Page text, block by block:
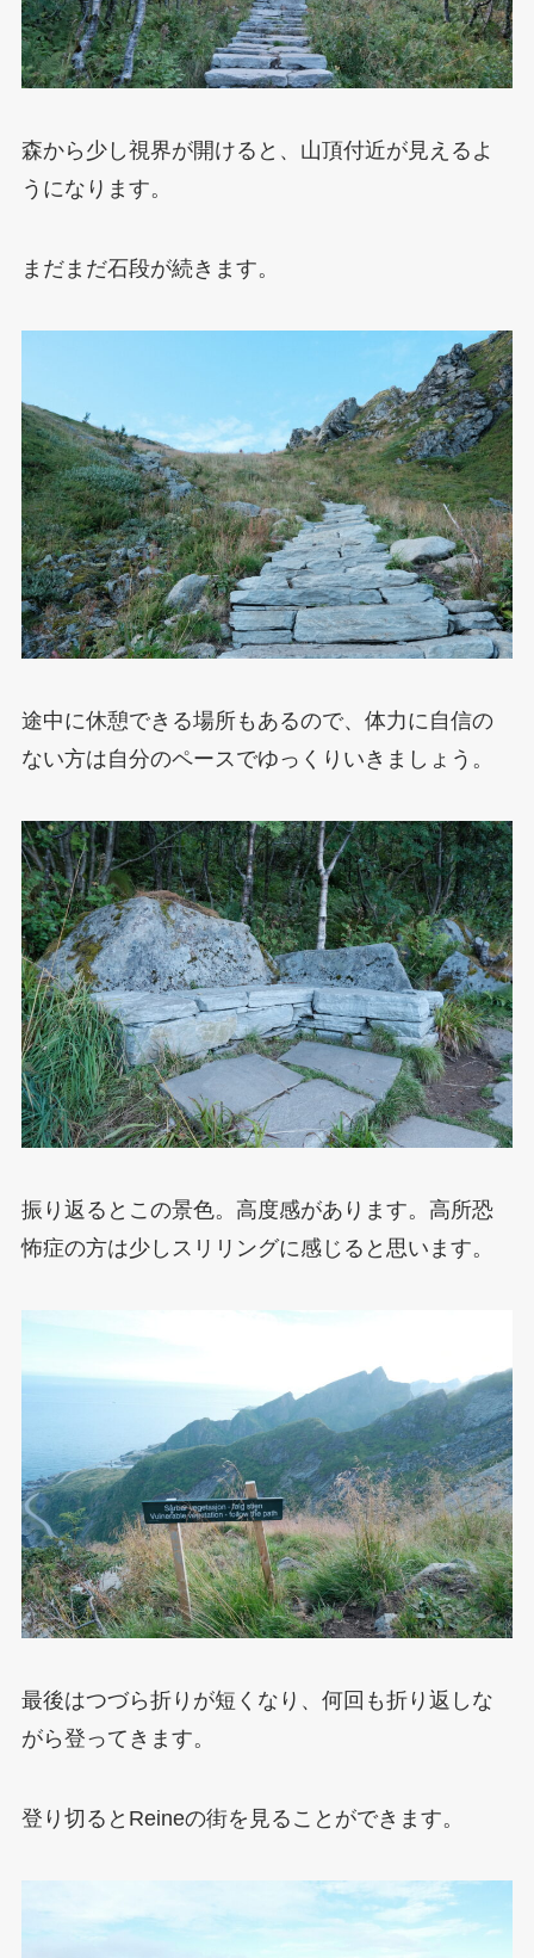
森から少し視界が開けると、山頂付近が見えるよ
うになります。
まだまだ石段が続きます。
途中に休憩できる場所もあるので、体力に自信の
ない方は自分のペースでゆっくりいきましょう。
振り返るとこの景色。高度感があります。高所恐
怖症の方は少しスリリングに感じると思います。
最後はつづら折りが短くなり、何回も折り返しな
がら登ってきます。
登り切るとReineの街を見ることができます。